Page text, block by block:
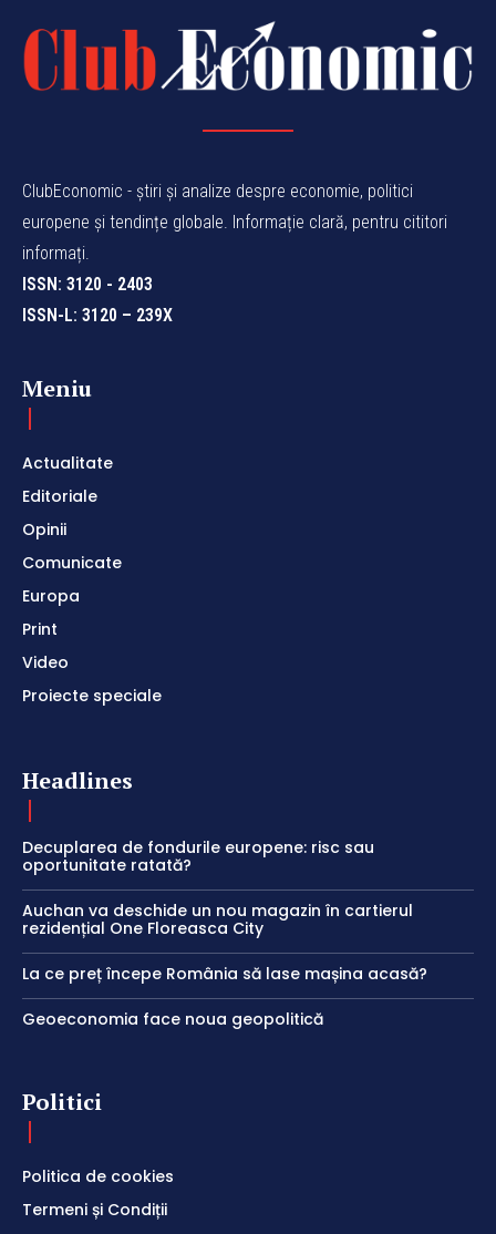
ClubEconomic - știri și analize despre economie, politici
europene și tendințe globale. Informație clară, pentru cititori
informați.
ISSN: 3120 - 2403
ISSN-L: 3120 – 239X
Meniu
Actualitate
Editoriale
Opinii
Comunicate
Europa
Print
Video
Proiecte speciale
Headlines
Decuplarea de fondurile europene: risc sau
oportunitate ratată?
Auchan va deschide un nou magazin în cartierul
rezidențial One Floreasca City
La ce preț începe România să lase mașina acasă?
Geoeconomia face noua geopolitică
Politici
Politica de cookies
Termeni și Condiții